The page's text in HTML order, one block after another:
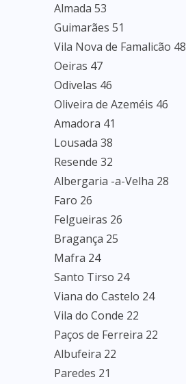
Almada 53
Guimarães 51
Vila Nova de Famalicão 48
Oeiras 47
Odivelas 46
Oliveira de Azeméis 46
Amadora 41
Lousada 38
Resende 32
Albergaria -a-Velha 28
Faro 26
Felgueiras 26
Bragança 25
Mafra 24
Santo Tirso 24
Viana do Castelo 24
Vila do Conde 22
Paços de Ferreira 22
Albufeira 22
Paredes 21